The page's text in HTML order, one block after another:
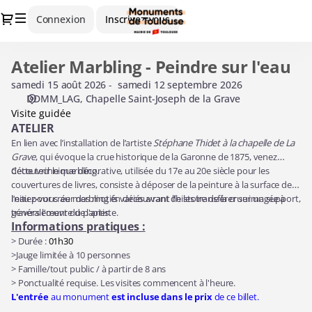
Dialogue
Connexion Inscrivez-vous
d'une
Saint-
Joseph
Grave
15.08.2026
11:00
Atelier
Marbling
Peindre
sur
l'eau]
Atelier
Marbling
Peindre
sur
l'eau
Atelier Marbling - Peindre sur l'eau
samedi 15 août 2026
samedi 12 septembre 2026
DDMM_LAG Chapelle Saint-Joseph de la Grave
Visite guidée
ATELIER
En lien avec l’installation de l’artisteStéphane Thidet à la chapelle de La
Grave, qui évoque la crue historique de la Garonne de 1875, venez
découvrir le marbling.
Cette technique décorative, utilisée du 17e au 20e siècle pour les
couvertures de livres, consiste à déposer de la peinture à la surface de
l’eau pour créer des motifs variés avant de les transférer sur un support,
généralement du papier.
Initiez-vous au marbling en découvrant l'histoire de la crue imagée à
travers l'œuvre de l'artiste.
Informations pratiques :
> Durée :01h30
>Jauge limitée à 10 personnes
> Famille/tout public / à partir de 8 ans
> Ponctualité requise. Les visites commencent à l'heure.
L'entréeau monumentest incluse dans le prixde ce billet.